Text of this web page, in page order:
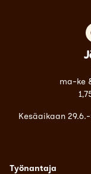
ma-ke
Kesäaikaan
Työnantaja